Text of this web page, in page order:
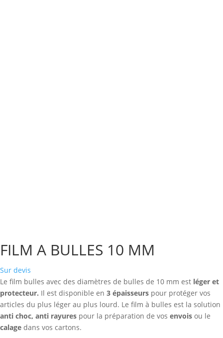
FILM A BULLES 10 MM
Sur devis
Le film bulles avec des diamètres de bulles de 10 mm est léger et
protecteur. Il est disponible en 3 épaisseurs pour protéger vos
articles du plus léger au plus lourd. Le film à bulles est la solution
anti choc, anti rayures pour la préparation de vos envois ou le
calage dans vos cartons.